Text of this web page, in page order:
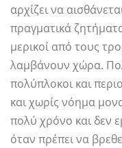
αρχίζει να
πραγματικά ζητήματα
μερικοί από τους
λαμβάνουν χώρα.
πολύπλοκοι και
και χωρίς νόημα
πολύ χρόνο και δεν
όταν πρέπει να